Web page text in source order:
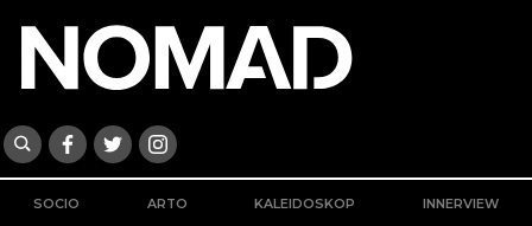
SOCIO ARTO KALEIDOSKOP INNERVIEW